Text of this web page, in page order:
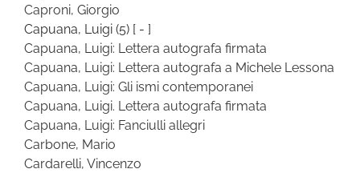
Caproni, Giorgio
Capuana, Luigi (5) [ - ]
Capuana, Luigi: Lettera autografa firmata
Capuana, Luigi: Lettera autografa a Michele Lessona
Capuana, Luigi: Gli ismi contemporanei
Capuana, Luigi. Lettera autografa firmata
Capuana, Luigi: Fanciulli allegri
Carbone, Mario
Cardarelli, Vincenzo